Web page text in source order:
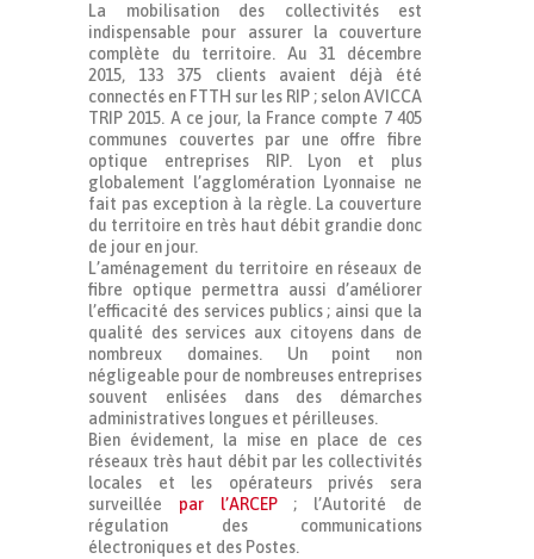
La mobilisation des collectivités est
indispensable pour assurer la couverture
complète du territoire. Au 31 décembre
2015, 133 375 clients avaient déjà été
connectés en FTTH sur les RIP ; selon AVICCA
TRIP 2015. A ce jour, la France compte 7 405
communes couvertes par une offre fibre
optique entreprises RIP. Lyon et plus
globalement l’agglomération Lyonnaise ne
fait pas exception à la règle. La couverture
du territoire en très haut débit grandie donc
de jour en jour.
L’aménagement du territoire en réseaux de
fibre optique permettra aussi d’améliorer
l’efficacité des services publics ; ainsi que la
qualité des services aux citoyens dans de
nombreux domaines. Un point non
négligeable pour de nombreuses entreprises
souvent enlisées dans des démarches
administratives longues et périlleuses.
Bien évidement, la mise en place de ces
réseaux très haut débit par les collectivités
locales et les opérateurs privés sera
surveillée par l’ARCEP; l’Autorité de
régulation des communications
électroniques et des Postes.